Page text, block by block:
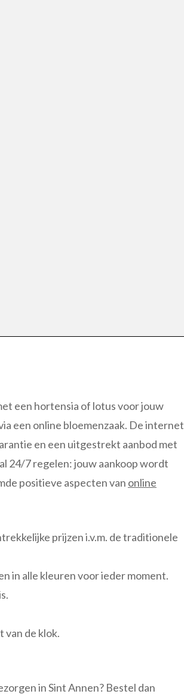
een hortensia of lotus voor jouw
een online bloemenzaak. De internet
en een uitgestrekt aanbod met
24/7 regelen: jouw aankoop wordt
positieve aspecten van online
prijzen i.v.m. de traditionele
in alle kleuren voor ieder moment.
van de klok.
in Sint Annen? Bestel dan